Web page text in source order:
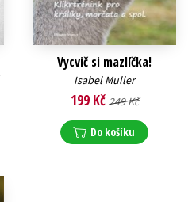
Vycvič si mazlíčka!
Isabel Muller
199 Kč 249 Kč
Do košíku